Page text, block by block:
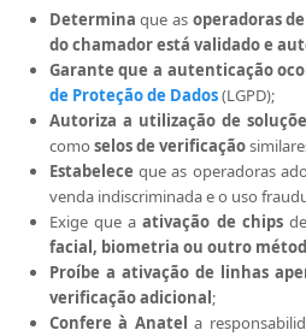
Determina que as operadoras
do chamador está validado e
Garante que a autenticação
de Proteção de Dados(LGPD);
Autoriza a utilização de
como selos de verificação
Estabelece que as operadoras
venda indiscriminada e o uso
Exige que aativação de chips
facial, biometria ou outro
Proíbe a ativação de linhas
verificação adicional;
Confere à Anatel a